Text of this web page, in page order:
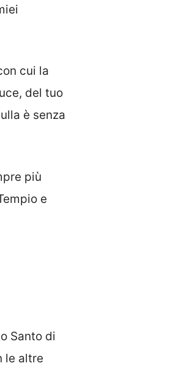
cui la
del tuo
è senza
più
e
Santo di
le altre